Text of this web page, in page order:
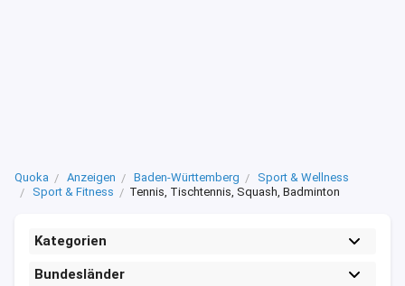
Quoka Anzeigen Baden-Württemberg
Sport & Wellness
Sport & Fitness
Tennis, Tischtennis, Squash, Badminton
Kategorien
Bundesländer